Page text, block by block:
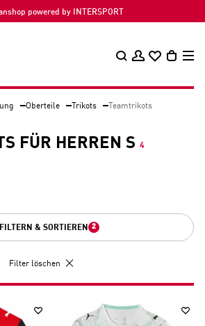
powered by INTERSPORT
Oberteile Trikots Teamtrikots
FÜR HERREN S 4
FILTERN & SORTIEREN 2
Filter löschen